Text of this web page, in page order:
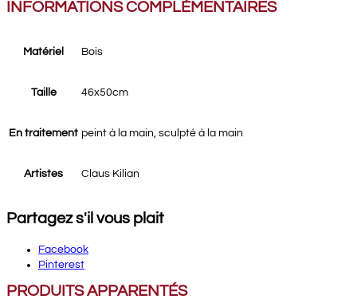
INFORMATIONS COMPLÉMENTAIRES
Matériel Bois
Taille 46x50cm
En traitement peint à la main, sculpté à la main
Artistes Claus Kilian
Partagez s'il vous plait
Facebook
Pinterest
PRODUITS APPARENTÉS